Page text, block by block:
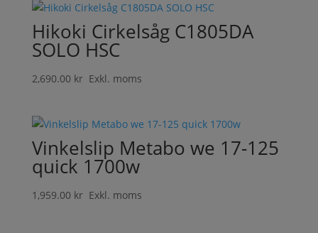
Hikoki Cirkelsåg C1805DA
SOLO HSC
2,690.00 krExkl. moms
Vinkelslip Metabo we 17-125
quick 1700w
1,959.00 krExkl. moms